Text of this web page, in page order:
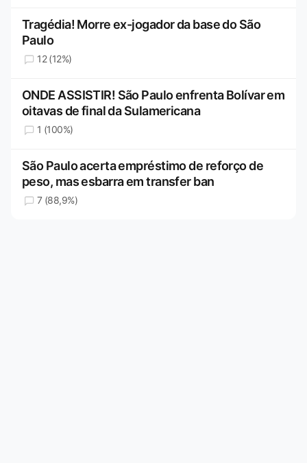
Tragédia! Morre ex-jogador da base do São
Paulo
12 (12%)
ONDE ASSISTIR! São Paulo enfrenta Bolívar em
oitavas de final da Sulamericana
1 (100%)
São Paulo acerta empréstimo de reforço de
peso, mas esbarra em transfer ban
7 (88,9%)